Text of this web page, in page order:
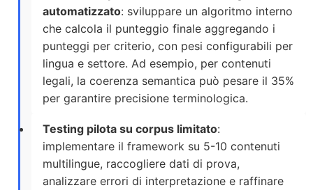
automatizzato: sviluppare un algoritmo interno
che calcola il punteggio finale aggregando i
punteggi per criterio, con pesi configurabili per
lingua e settore. Ad esempio, per contenuti
legali, la coerenza semantica può pesare il 35%
per garantire precisione terminologica.
Testing pilota su corpus limitato:
implementare il framework su 5-10 contenuti
multilingue, raccogliere dati di prova,
analizzare errori di interpretazione e raffinare